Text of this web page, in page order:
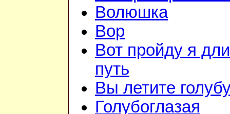
Волюшка
Вор
Вот пройду я
путь
Вы летите
Голубоглазая